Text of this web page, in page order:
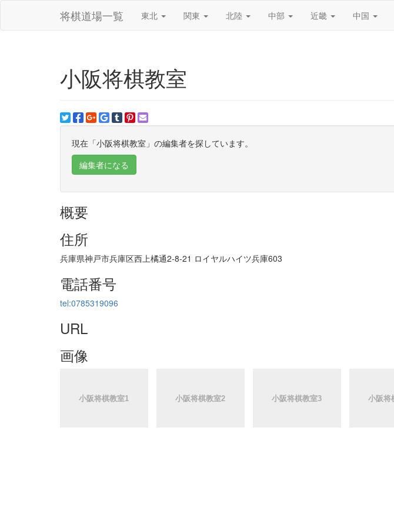
将棋道場一覧 東北 関東 北陸 中部 近畿 中国
小阪将棋教室
現在「小阪将棋教室」の編集者を探しています。
編集者になる
概要
住所
兵庫県神戸市兵庫区西上橘通2-8-21 ロイヤルハイツ兵庫603
電話番号
tel:0785319096
URL
画像